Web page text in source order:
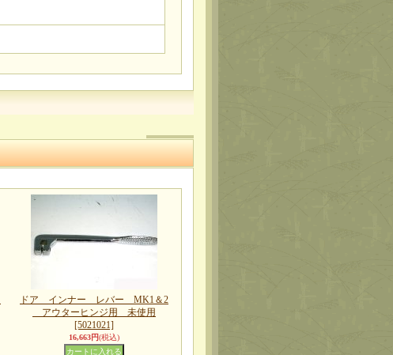
ドア インナー レバー MK1＆2
アウターヒンジ用 未使用
[5021021]
16,663円(税込)